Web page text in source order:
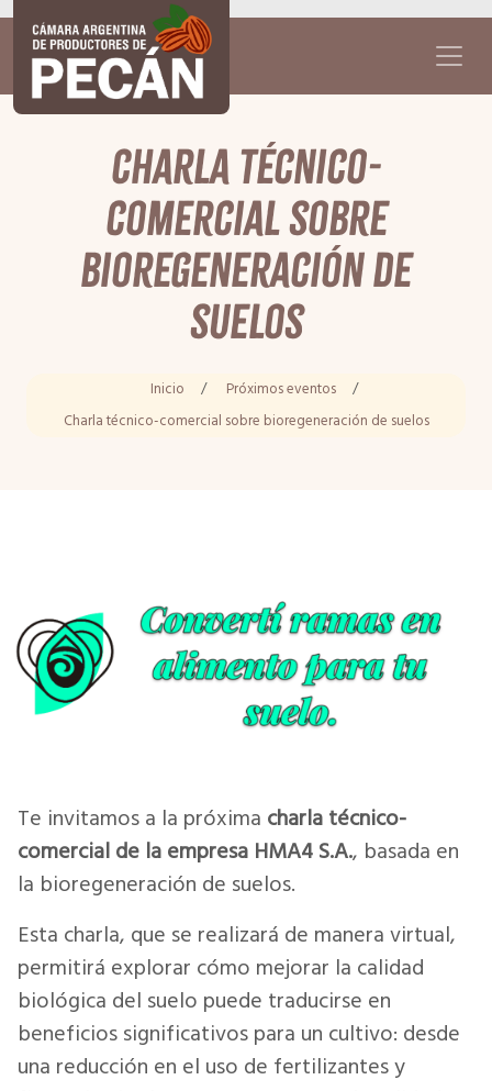
Charla técnico-
comercial sobre
bioregeneración de
suelos
Inicio / Próximos eventos
/
Charla técnico-comercial sobre bioregeneración de suelos
Te invitamos a la próxima charla técnico-
comercial de la empresa HMA4 S.A., basada en
la bioregeneración de suelos.
Esta charla, que se realizará de manera virtual,
permitirá explorar cómo mejorar la calidad
biológica del suelo puede traducirse en
beneficios significativos para un cultivo: desde
una reducción en el uso de fertilizantes y